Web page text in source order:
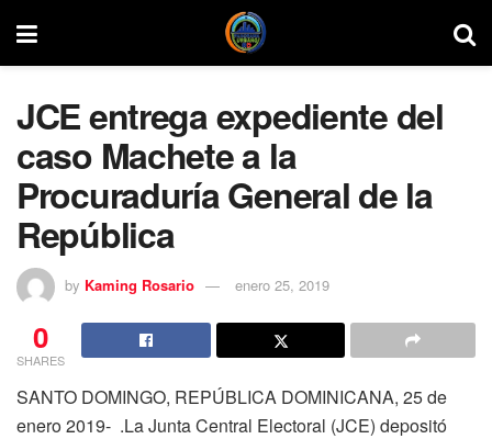
JCE entrega expediente del
caso Machete a la
Procuraduría General de la
República
by Kaming Rosario enero 25, 2019
0
SHARES
SANTO DOMINGO, REPÚBLICA DOMINICANA, 25 de
enero 2019- .La Junta Central Electoral (JCE) depositó